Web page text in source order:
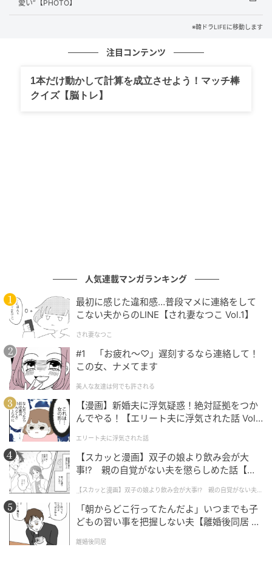
（写真＝イ・ユビInstagram）
特に目を引くのは、白くなめらかな陶器肌と、ロング
のストレートヘア。ナチュラルでありながら上品な雰
囲気を漂わせている。
愛い”【PHOTO】
※韓ドラLIFEに移動します
注目コンテンツ
1本だけ動かして計算を成立させよう！マッチ棒
クイズ【脳トレ】
人気連載マンガランキング
最初に感じた違和感…普段マメに連絡をして
こない夫からのLINE【され妻なつこ Vol.1】
され妻なつこ
#1 「お疲れ〜♡」遅刻するなら連絡して！
この女、ナメてます
美人な友達は何でも許される
【漫画】新婚夫に浮気疑惑！絶対証拠をつか
んでやる！【エリート夫に浮気された話 Vol.
エリート夫に浮気された話
【スカッと漫画】双子の娘より飲み会が大
事!? 親の自覚がない夫を懲らしめた話【第1
【スカッと漫画】双子の娘より飲み会が大事!? 親の自覚がない夫を
懲らしめた話
「朝からどこ行ってたんだよ」いつまでも子
どもの習い事を把握しない夫【離婚後同居 Vo
離婚後同居